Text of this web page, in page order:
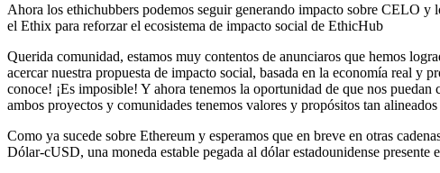
Ahora los ethichubbers podemos seguir generando impacto sobre CELO
el Ethix para reforzar el ecosistema de impacto social de EthicHub
Querida comunidad, estamos muy contentos de anunciaros que hemos
acercar nuestra propuesta de impacto social, basada en la economía real
conoce! ¡Es imposible! Y ahora tenemos la oportunidad de que nos
ambos proyectos y comunidades tenemos valores y propósitos tan
Como ya sucede sobre Ethereum y esperamos que en breve en otras
Dólar-cUSD, una moneda estable pegada al dólar estadounidense presente